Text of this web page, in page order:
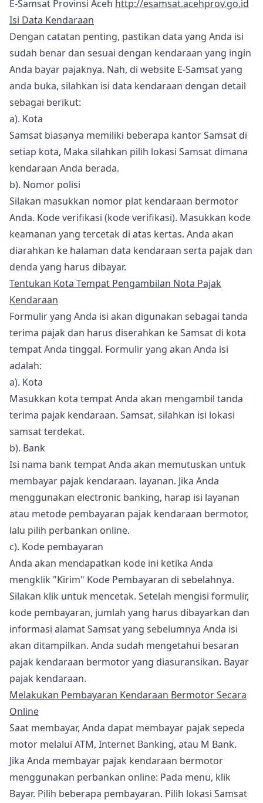
E-Samsat Provinsi Aceh http://esamsat.acehprov.go.id
Isi Data Kendaraan
Dengan catatan penting, pastikan data yang Anda isi
sudah benar dan sesuai dengan kendaraan yang ingin
Anda bayar pajaknya. Nah, di website E-Samsat yang
anda buka, silahkan isi data kendaraan dengan detail
sebagai berikut:
a). Kota
Samsat biasanya memiliki beberapa kantor Samsat di
setiap kota, Maka silahkan pilih lokasi Samsat dimana
kendaraan Anda berada.
b). Nomor polisi
Silakan masukkan nomor plat kendaraan bermotor
Anda. Kode verifikasi (kode verifikasi). Masukkan kode
keamanan yang tercetak di atas kertas. Anda akan
diarahkan ke halaman data kendaraan serta pajak dan
denda yang harus dibayar.
Tentukan Kota Tempat Pengambilan Nota Pajak
Kendaraan
Formulir yang Anda isi akan digunakan sebagai tanda
terima pajak dan harus diserahkan ke Samsat di kota
tempat Anda tinggal. Formulir yang akan Anda isi
adalah:
a). Kota
Masukkan kota tempat Anda akan mengambil tanda
terima pajak kendaraan. Samsat, silahkan isi lokasi
samsat terdekat.
b). Bank
Isi nama bank tempat Anda akan memutuskan untuk
membayar pajak kendaraan. layanan. Jika Anda
menggunakan electronic banking, harap isi layanan
atau metode pembayaran pajak kendaraan bermotor,
lalu pilih perbankan online.
c). Kode pembayaran
Anda akan mendapatkan kode ini ketika Anda
mengklik "Kirim" Kode Pembayaran di sebelahnya.
Silakan klik untuk mencetak. Setelah mengisi formulir,
kode pembayaran, jumlah yang harus dibayarkan dan
informasi alamat Samsat yang sebelumnya Anda isi
akan ditampilkan. Anda sudah mengetahui besaran
pajak kendaraan bermotor yang diasuransikan. Bayar
pajak kendaraan.
Melakukan Pembayaran Kendaraan Bermotor Secara
Online
Saat membayar, Anda dapat membayar pajak sepeda
motor melalui ATM, Internet Banking, atau M Bank.
Jika Anda membayar pajak kendaraan bermotor
menggunakan perbankan online: Pada menu, klik
Bayar. Pilih beberapa pembayaran. Pilih lokasi Samsat